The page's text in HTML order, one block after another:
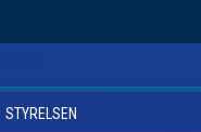
STYRELSEN